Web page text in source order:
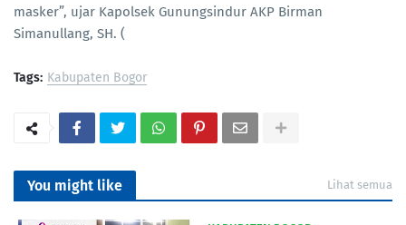
masker”, ujar Kapolsek Gunungsindur AKP Birman
Simanullang, SH. (
Tags: Kabupaten Bogor
You might like Lihat semua